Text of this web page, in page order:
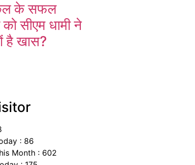
के सफल
को सीएम धामी ने
है खास?
: 86
Month : 602